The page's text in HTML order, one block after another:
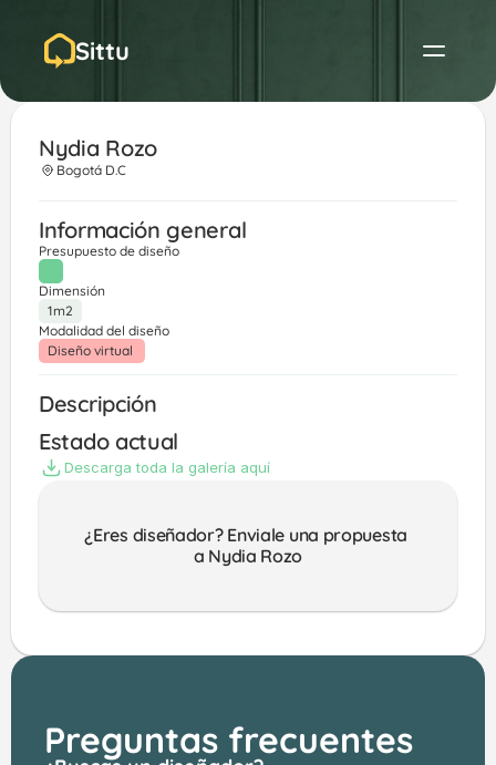
Sittu
Nydia Rozo
Bogotá D.C
Información general
Presupuesto de diseño
Dimensión
1m2
Modalidad del diseño
Diseño virtual
Descripción
Estado actual
Descarga toda la galería aquí
¿Eres diseñador? Enviale una propuesta
a Nydia Rozo
Preguntas frecuentes